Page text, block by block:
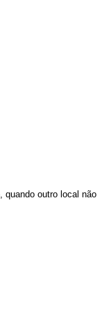
quando outro local não